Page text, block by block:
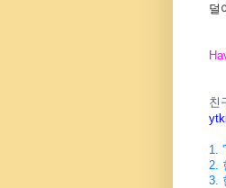
덜
친
1.
2.
3.